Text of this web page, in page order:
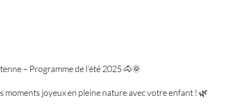
– Programme de l’été 2025 🐴🌞
moments joyeux en pleine nature avec votre enfant ! 🌿